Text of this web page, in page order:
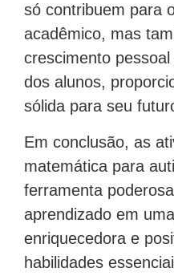
só contribuem para
acadêmico, mas
crescimento
dos alunos,
sólida para seu
Em conclusão, as
matemática para
ferramenta
aprendizado em
enriquecedora e
habilidades